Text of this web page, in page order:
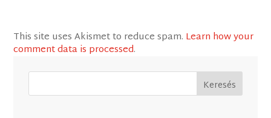
This site uses Akismet to reduce spam. Learn how your
comment data is processed.